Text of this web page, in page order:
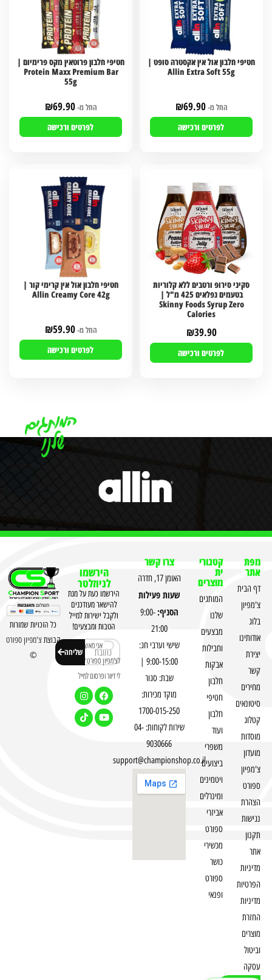
חטיפי חלבון אול אין אקסטרה סופט |
Allin Extra Soft 55g
החל מ- ₪69.90
לפרטים ורכישה
חטיפי חלבון פרוטאין מקס פרימיום |
Protein Maxx Premium Bar
55g
החל מ- ₪69.90
לפרטים ורכישה
סקיני סירופ ורטבים ללא קלוריות
בטעמים נפלאים 425 מ"ל |
Skinny Foods Syrup Zero
Calories
₪39.90
לפרטים ורכישה
חטיפי חלבון אול אין קרימי קור |
Allin Creamy Core 42g
החל מ- ₪59.90
לפרטים ורכישה
מפת
אתר
דף הבית
צ'מפיון
בלוג
אודותינו
יצירת
קשר
מחירים
סיטונאים
קטלוג
מוסדות
מועדון
צ'מפיון
ספורט
הצהרת
נגישות
תקנון
אתר
מדיניות
הפרטיות
מדיניות
החזרת
מוצרים
וביטול
עסקה
קטגורי
ית
מוצרים
המותגים
שלנו
מבצעים
וחבילות
אבקות
חלבון
חטיפי
חלבון
ועוד
משפרי
ביצועים
ויטמינים
ומינרלים
אביזרי
ספורט
מכשירי
כושר
ספורט
ופנאי
צרו קשר
האומן 17, חדרה
שעות פעילות
הסניף:9:00-
21:00
שישי וערבי חג:
9:00-15:00 |
שבת: סגור
מוקד מכירות:
1700-015-250
שירות לקוחות: 04-
9030666
support@championshop.co.il
הירשמו
לניוזלטר
הירשמו כעת על מנת
להישאר מעודכנים
ולקבל ישירות למייל
הטבות ומבצעים!
אני מאשר
לצ'מפיון ספורט לשלוח
לי דיוור ופרסום למייל
שליחה
כל הזכויות שמורות
קבוצתצ'מפיון ספורט
©